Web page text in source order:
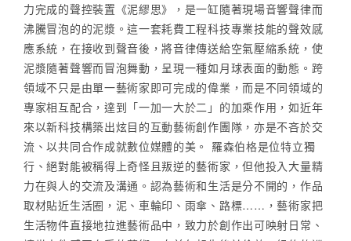
力完成的聲控裝置《泥繆思》，是一缸隨著現場音響聲律而
沸騰冒泡的的泥漿。這一套耗費工程科技專業技能的聲效感
應系統，在接收到聲音後，將音律傳送給空氣壓縮系統，使
泥漿隨著聲響而冒泡舞動，呈現一種如月球表面的動態。跨
領域不只是由單一藝術家即可完成的偉業，而是不同領域的
專家相互配合，達到「一加一大於二」的加乘作用，如近年
來以新科技構築出炫目的互動藝術創作團隊，亦是不吝於交
流、以共同合作成就數位媒體的美。 羅森伯格是位特立獨
行、絕對能被稱得上奇怪且叛逆的藝術家，但他投入大量精
力在與人的交流及溝通。認為藝術和生活是分不開的，作品
取材貼近生活圈，泥、車輪印、雨傘、路標……，藝術家把
生活物件直接地拉進藝術品中，致力於創作出可映射日常、